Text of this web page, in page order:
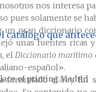
nos interesa
pues solamente se
un gran diccionario
unas fuentes ricas
elDiccionario marítimo
español».
formulado el rey.
catálogo que
of printing Madrid